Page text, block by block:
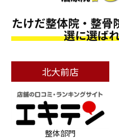
たけだ整体院・整骨
選に選ば
北大前店
整体部門